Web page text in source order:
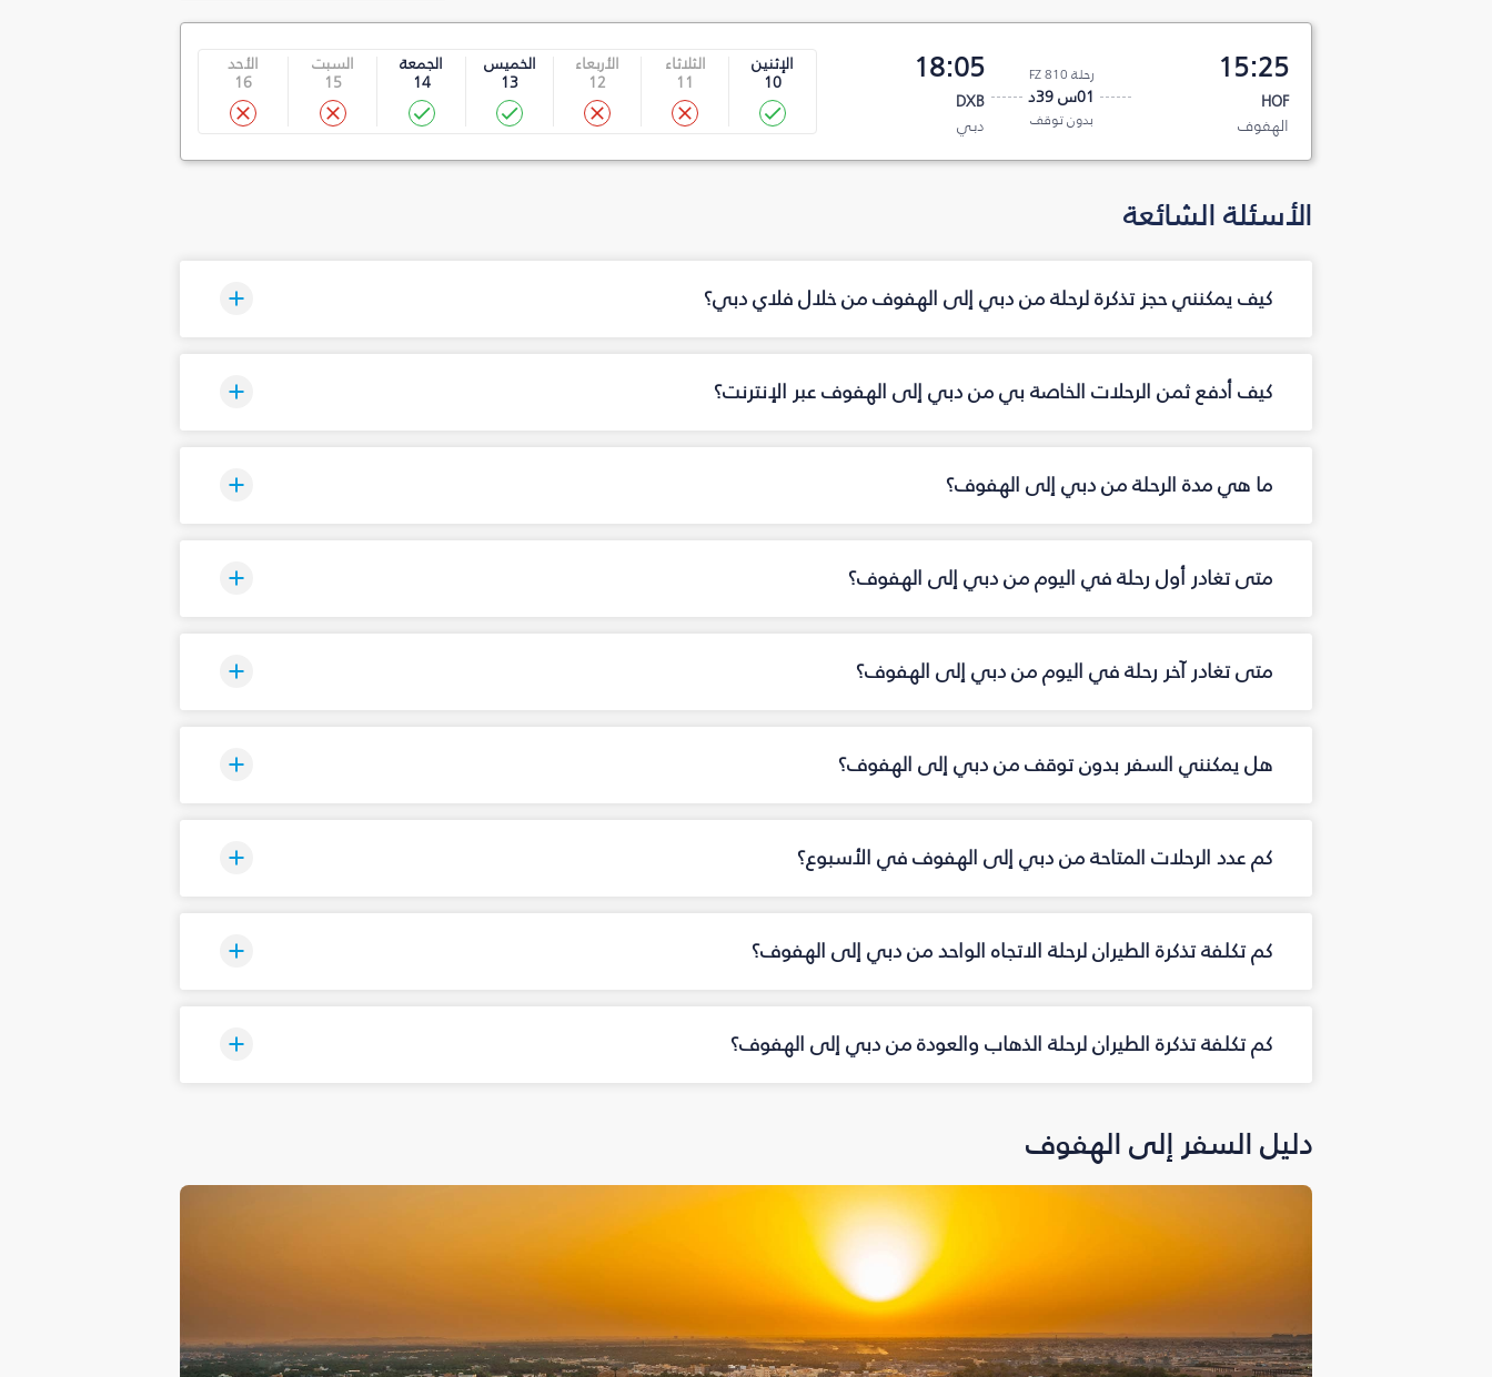
15:25
HOF
الهفوف
رحلة FZ 810
01س 39د
بدون توقف
18:05
DXB
دبي
الإثنين
10
الثلاثاء
11
الأربعاء
12
الخميس
13
الجمعة
14
السبت
15
الأحد
16
الأسئلة الشائعة
كيف يمكنني حجز تذكرة لرحلة من دبي إلى الهفوف من خلال فلاي دبي؟
كيف أدفع ثمن الرحلات الخاصة بي من دبي إلى الهفوف عبر الإنترنت؟
ما هي مدة الرحلة من دبي إلى الهفوف؟
متى تغادر أول رحلة في اليوم من دبي إلى الهفوف؟
متى تغادر آخر رحلة في اليوم من دبي إلى الهفوف؟
هل يمكنني السفر بدون توقف من دبي إلى الهفوف؟
كم عدد الرحلات المتاحة من دبي إلى الهفوف في الأسبوع؟
كم تكلفة تذكرة الطيران لرحلة الاتجاه الواحد من دبي إلى الهفوف؟
كم تكلفة تذكرة الطيران لرحلة الذهاب والعودة من دبي إلى الهفوف؟
دليل السفر إلى الهفوف